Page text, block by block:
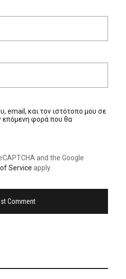
email, και τον ιστότοπο μου σε
επόμενη φορά που θα
and the Google
Service apply.